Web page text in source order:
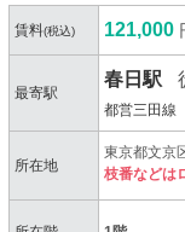
賃料(税込) 121,000
最寄駅
春日駅
都営三田線
所在地
東京都文京
枝番などは